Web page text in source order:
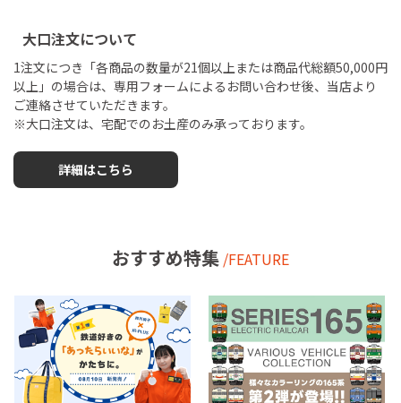
大口注文について
1注文につき「各商品の数量が21個以上または商品代総額50,000円
以上」の場合は、専用フォームによるお問い合わせ後、当店より
ご連絡させていただきます。
※大口注文は、宅配でのお土産のみ承っております。
詳細はこちら
おすすめ特集 /FEATURE